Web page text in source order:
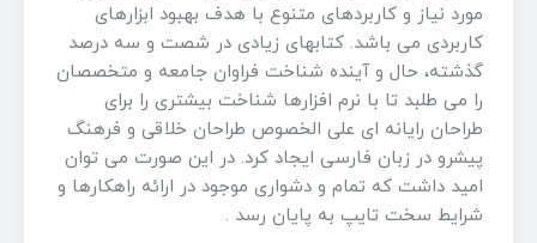
مورد نیاز و کاربردهای متنوع با هدف بهبود ابزارهای
کاربردی می باشد. کتابهای زیادی در شصت و سه درصد
گذشته، حال و آینده شناخت فراوان جامعه و متخصصان
را می طلبد تا با نرم افزارها شناخت بیشتری را برای
طراحان رایانه ای علی الخصوص طراحان خلاقی و فرهنگ
پیشرو در زبان فارسی ایجاد کرد. در این صورت می توان
امید داشت که تمام و دشواری موجود در ارائه راهکارها و
شرایط سخت تایپ به پایان رسد .